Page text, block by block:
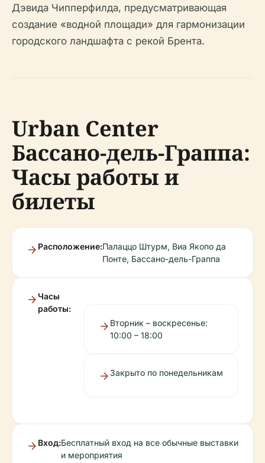
Дэвида Чипперфилда, предусматривающая
создание «водной площади» для гармонизации
городского ландшафта с рекой Брента.
Urban Center
Бассано-дель-Граппа:
Часы работы и
билеты
Расположение:Палаццо Штурм, Виа Якопо да
Понте, Бассано-дель-Граппа
Часы
работы:
Вторник – воскресенье:
10:00 – 18:00
Закрыто по понедельникам
Вход:Бесплатный вход на все обычные выставки
и мероприятия